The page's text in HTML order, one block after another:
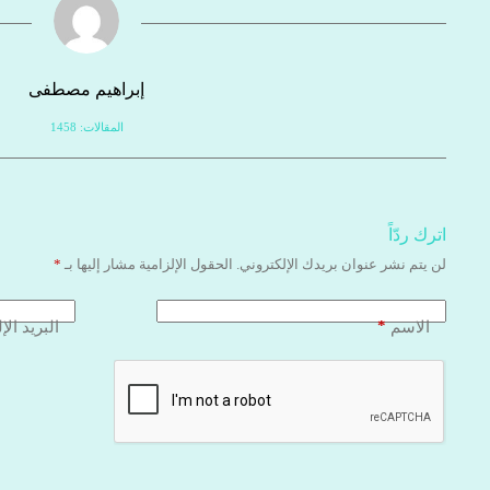
إبراهيم مصطفى
المقالات: 1458
اترك ردّاً
لن يتم نشر عنوان بريدك الإلكتروني. الحقول الإلزامية مشار إليها بـ *
الاسم* البريد